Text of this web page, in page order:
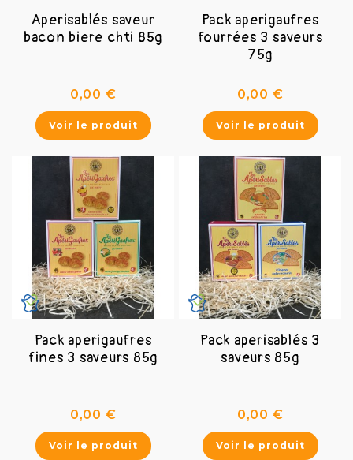
Aperisablés saveur
bacon biere chti 85g
0,00 €Prix
Voir le produit
Pack aperigaufres
fourrées 3 saveurs
75g
0,00 €Prix
Voir le produit
Pack aperigaufres
fines 3 saveurs 85g
0,00 €Prix
Voir le produit
Pack aperisablés 3
saveurs 85g
0,00 €Prix
Voir le produit